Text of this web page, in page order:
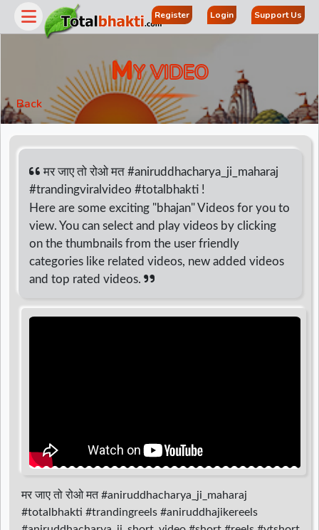
Register Login Support Us
MY VIDEO
Back
मर जाए तो रोओ मत #aniruddhacharya_ji_maharaj
#trandingviralvideo #totalbhakti !
Here are some exciting "bhajan" Videos for you to
view. You can select and play videos by clicking
on the thumbnails from the user friendly
categories like related videos, new added videos
and top rated videos.
मर जाए तो रोओ मत #aniruddhacharya_ji_maharaj
#totalbhakti #trandingreels #aniruddhajikereels